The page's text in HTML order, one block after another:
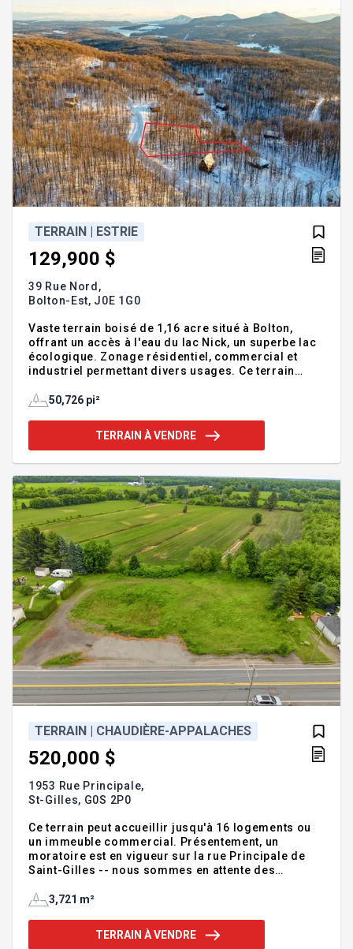
TERRAIN | ESTRIE
129,900 $
39 Rue Nord,
Bolton-Est, J0E 1G0
Vaste terrain boisé de 1,16 acre situé à Bolton,
offrant un accès à l'eau du lac Nick, un superbe lac
écologique. Zonage résidentiel, commercial et
industriel permettant divers usages. Ce terrain
rêve dans un environnement calme et enchanteur!
Bolton-Est. Le terrain bénéficie d'un accès notarié
raccordé. Le terrain est situé dans une
50,726 pi²
TERRAIN À VENDRE
TERRAIN | CHAUDIÈRE-APPALACHES
520,000 $
1953 Rue Principale,
St-Gilles, G0S 2P0
Ce terrain peut accueillir jusqu'à 16 logements ou
un immeuble commercial. Présentement, un
moratoire est en vigueur sur la rue Principale de
Saint-Gilles -- nous sommes en attente des
en 2023 ne révèle aucun signe de contamination.
gros potentiel d'optimisation de l'espace. Addenda
:Inclusions :AucunExclusions :Aucun
3,721 m²
TERRAIN À VENDRE